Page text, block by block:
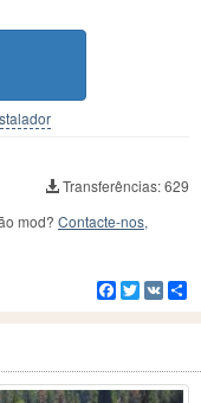
Transferências: 629
mod? Contacte-nos,
Facebook
Twitter
VK